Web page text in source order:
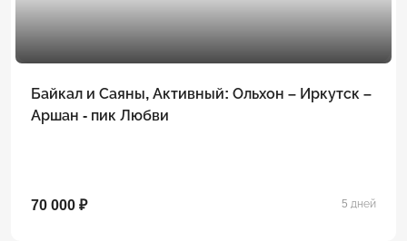
Байкал и Саяны, Активный: Ольхон – Иркутск –
Аршан - пик Любви
70 000 ₽ 5 дней